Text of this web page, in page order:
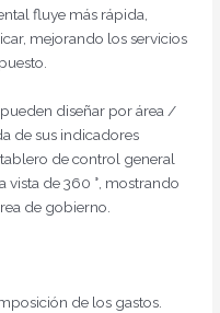
fluye más rápida,
mejorando los servicios
diseñar por área /
de sus indicadores
de control general
vista de 360 °, mostrando
de gobierno.
de los gastos.